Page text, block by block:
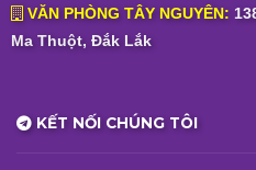
VĂN PHÒNG TÂY NGUYÊN:
Ma Thuột, Đắk Lắk
KẾT NỐI CHÚNG TÔI